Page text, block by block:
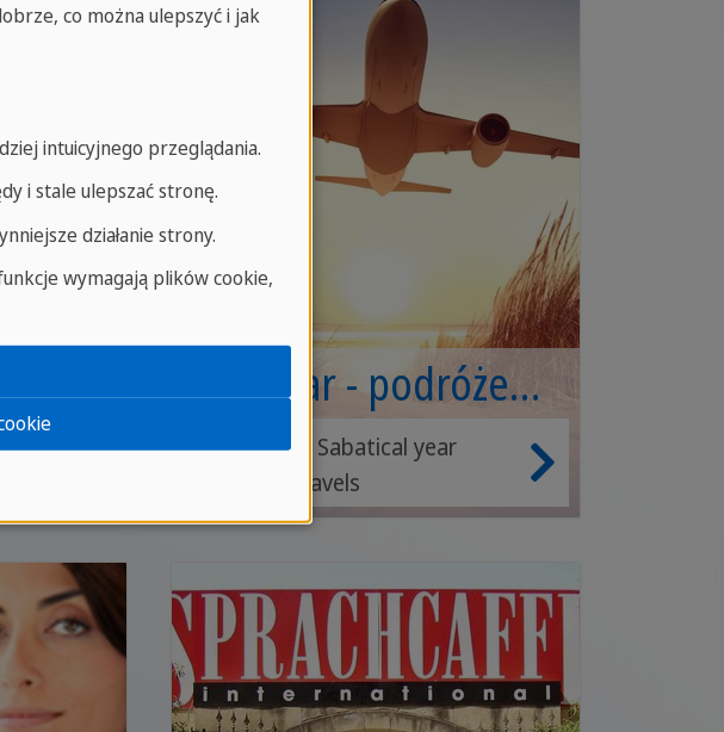
Gap Year - podróże
językowe
Gap Year or Sabatical year
language travels
co można ulepszyć i jak
intuicyjnego przeglądania.
i stale ulepszać stronę.
działanie strony.
wymagają plików cookie,